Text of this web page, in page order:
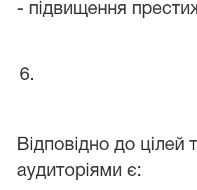
- підвищення
Відповідно до
аудиторіями є: